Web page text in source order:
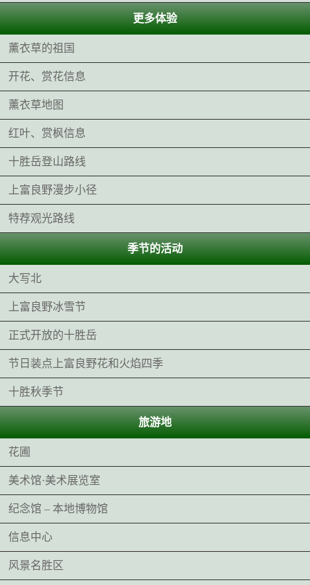
更多体验
薰衣草的祖国
开花、赏花信息
薰衣草地图
红叶、赏枫信息
十胜岳登山路线
上富良野漫步小径
特荐观光路线
季节的活动
大写北
上富良野冰雪节
正式开放的十胜岳
节日装点上富良野花和火焰四季
十胜秋季节
旅游地
花圃
美术馆·美术展览室
纪念馆 – 本地博物馆
信息中心
风景名胜区